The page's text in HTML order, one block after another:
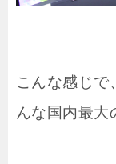
こんな感じで
んな国内最大